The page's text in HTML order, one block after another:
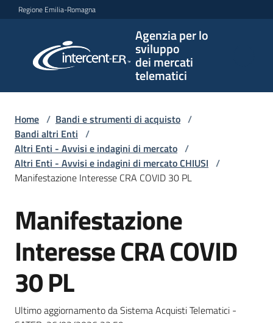
Vai al contenuto
Vai alla navigazione
Vai al footer
Regione Emilia-Romagna
Agenzia per lo
sviluppo
dei mercati
telematici
per lo
sviluppo
telematici
L'Agenzia
Bandi
strumenti
acquisto
Home / Bandi e strumenti di acquisto /
Bandi altri Enti /
Altri Enti - Avvisi e indagini di mercato /
Altri Enti - Avvisi e indagini di mercato CHIUSI /
Manifestazione Interesse CRA COVID 30 PL
Salta al contenuto
Manifestazione
Interesse CRA COVID
30 PL
Ultimo aggiornamento da Sistema Acquisti Telematici -